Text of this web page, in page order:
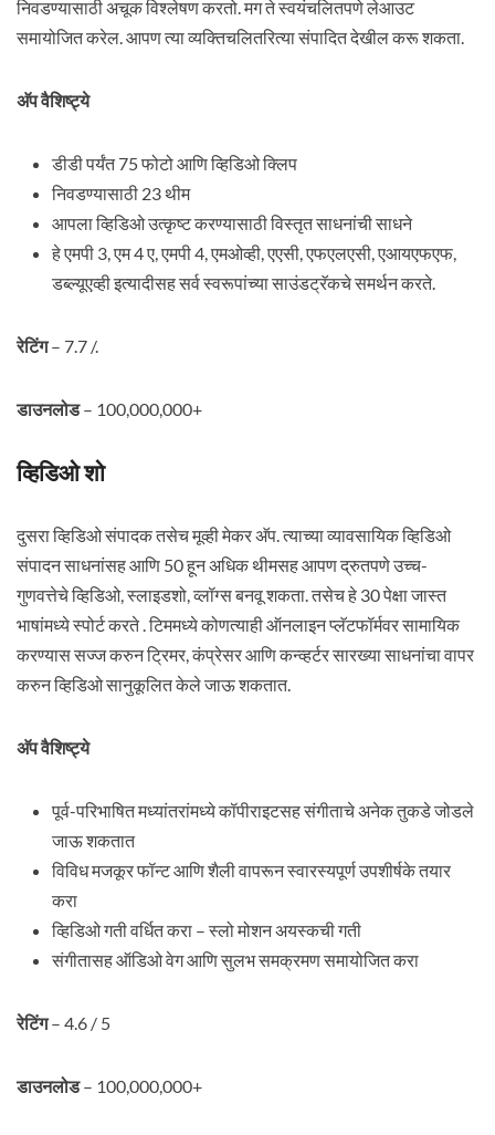
निवडण्यासाठी अचूक विश्लेषण करतो. मग ते स्वयंचलितपणे लेआउट
समायोजित करेल. आपण त्या व्यक्तिचलितरित्या संपादित देखील करू शकता.
अ‍ॅप वैशिष्ट्ये
डीडी पर्यंत 75 फोटो आणि व्हिडिओ क्लिप
निवडण्यासाठी 23 थीम
आपला व्हिडिओ उत्कृष्ट करण्यासाठी विस्तृत साधनांची साधने
हे एमपी 3, एम 4 ए, एमपी 4, एमओव्ही, एएसी, एफएलएसी, एआयएफएफ,
डब्ल्यूएव्ही इत्यादीसह सर्व स्वरूपांच्या साउंडट्रॅकचे समर्थन करते.
रेटिंग– 7.7 /.
डाउनलोड– 100,000,000+
व्हिडिओ शो
दुसरा व्हिडिओ संपादक तसेच मूव्ही मेकर अ‍ॅप. त्याच्या व्यावसायिक व्हिडिओ
संपादन साधनांसह आणि 50 हून अधिक थीमसह आपण द्रुतपणे उच्च-
गुणवत्तेचे व्हिडिओ, स्लाइडशो, व्लॉग्स बनवू शकता. तसेच हे 30 पेक्षा जास्त
भाषांमध्ये स्पोर्ट करते . टिममध्ये कोणत्याही ऑनलाइन प्लॅटफॉर्मवर सामायिक
करण्यास सज्ज करुन ट्रिमर, कंप्रेसर आणि कन्व्हर्टर सारख्या साधनांचा वापर
करुन व्हिडिओ सानुकूलित केले जाऊ शकतात.
अ‍ॅप वैशिष्ट्ये
पूर्व-परिभाषित मध्यांतरांमध्ये कॉपीराइटसह संगीताचे अनेक तुकडे जोडले
जाऊ शकतात
विविध मजकूर फॉन्ट आणि शैली वापरून स्वारस्यपूर्ण उपशीर्षके तयार
करा
व्हिडिओ गती वर्धित करा – स्लो मोशन अयस्कची गती
संगीतासह ऑडिओ वेग आणि सुलभ समक्रमण समायोजित करा
रेटिंग– 4.6 / 5
डाउनलोड– 100,000,000+